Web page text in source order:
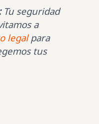
Tu seguridad
a
legalpara
tus